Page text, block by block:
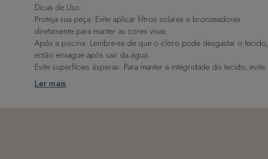
Dicas de Uso:
Proteja sua peça: Evite aplicar filtros solares e bronzeadores
diretamente para manter as cores vivas.
Após a piscina: Lembre-se de que o cloro pode desgastar o tecido,
então enxague após sair da água.
Evite superfícies ásperas: Para manter a integridade do tecido, evite
contato com superfícies rugosas.
Ler mais